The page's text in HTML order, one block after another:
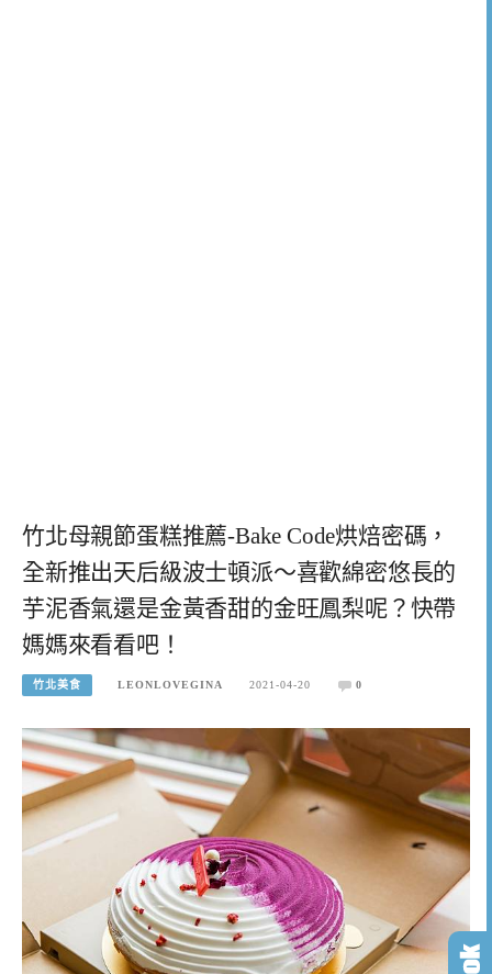
竹北母親節蛋糕推薦-Bake Code烘焙密碼，
全新推出天后級波士頓派～喜歡綿密悠長的
芋泥香氣還是金黃香甜的金旺鳳梨呢？快帶
媽媽來看看吧！
竹北美食 LEONLOVEGINA 2021-04-20 0